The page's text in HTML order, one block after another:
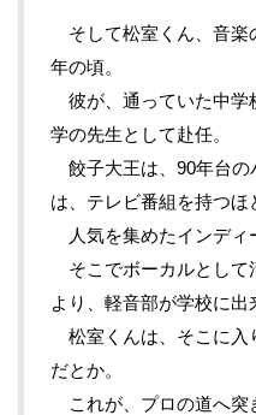
そして松室くん、音楽
年の頃。
彼が、通っていた中学
学の先生として赴任。
餃子大王は、90年台の
は、テレビ番組を持つほ
人気を集めたインディ
そこでボーカルとして
より、軽音部が学校に出
松室くんは、そこに入
だとか。
これが、プロの道へ突